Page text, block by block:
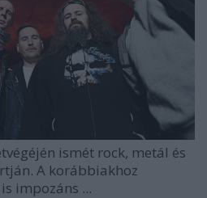
ismét rock, metál és
A korábbiakhoz
impozáns ...